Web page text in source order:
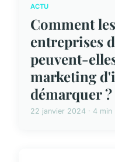
ACTU
Comment
entreprises
peuvent-
marketing
démarquer ?
22 janvier 2024 · 4 min